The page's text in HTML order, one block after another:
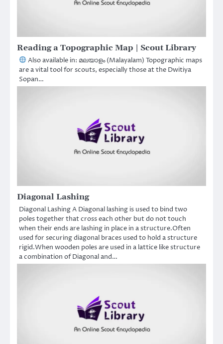
Reading a Topographic Map | Scout Library
Also available in: മലയാളം (Malayalam) Topographic maps
are a vital tool for scouts, especially those at the Dwitiya
Sopan…
Diagonal Lashing
Diagonal Lashing A Diagonal lashing is used to bind two
poles together that cross each other but do not touch
when their ends are lashing in place in a structure.Often
used for securing diagonal braces used to hold a structure
rigid.When wooden poles are used in a lattice like structure
a combination of Diagonal and…